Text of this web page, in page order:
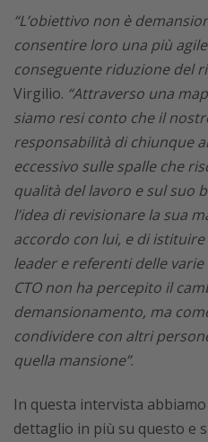
“L’obiettivo non è
consentire loro una più
conseguente riduzione del
Virgilio. “Attraverso una
siamo resi conto che il
responsabilità di chiunque
eccessivo sulle spalle che
qualità del lavoro e sul suo
l’idea di revisionare la sua
accordo con lui, e di
leader e referenti delle
CTO non ha percepito il
demansionamento, ma
condividere con altri
quella mansione”.
In questa intervista
dettaglio in più su questo e